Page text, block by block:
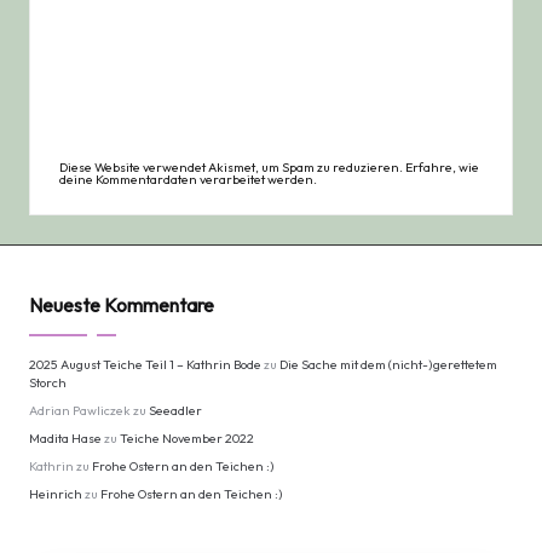
Diese Website verwendet Akismet, um Spam zu reduzieren. Erfahre, wie
deine Kommentardaten verarbeitet werden.
Neueste Kommentare
2025 August Teiche Teil 1 – Kathrin Bode zu Die Sache mit dem (nicht-)gerettetem
Storch
Adrian Pawliczek zu Seeadler
Madita Hase zu Teiche November 2022
Kathrin zu Frohe Ostern an den Teichen :)
Heinrich zu Frohe Ostern an den Teichen :)